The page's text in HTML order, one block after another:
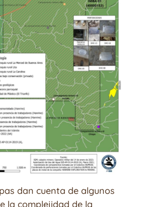
dan cuenta de algunos
la complejidad de la